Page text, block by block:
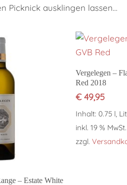
Picknick ausklingen lassen…
– Estate White
In
Vergelegen –
Red 2018
€49,95
Inhalt: 0.75 l,
inkl. 19 % MwSt.
zzgl.